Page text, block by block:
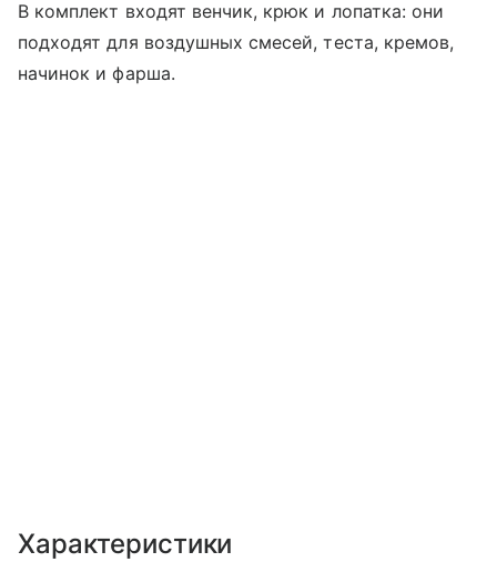
В комплект входят венчик, крюк и лопатка: они
подходят для воздушных смесей, теста, кремов,
начинок и фарша.
Характеристики